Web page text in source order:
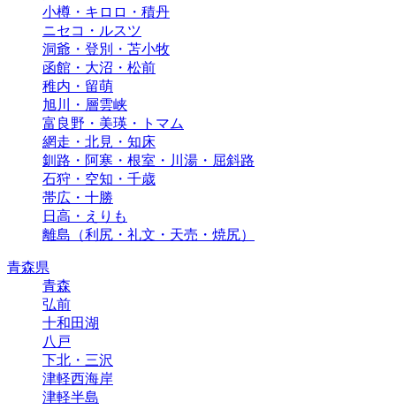
小樽・キロロ・積丹
ニセコ・ルスツ
洞爺・登別・苫小牧
函館・大沼・松前
稚内・留萌
旭川・層雲峡
富良野・美瑛・トマム
網走・北見・知床
釧路・阿寒・根室・川湯・屈斜路
石狩・空知・千歳
帯広・十勝
日高・えりも
離島（利尻・礼文・天売・焼尻）
青森県
青森
弘前
十和田湖
八戸
下北・三沢
津軽西海岸
津軽半島